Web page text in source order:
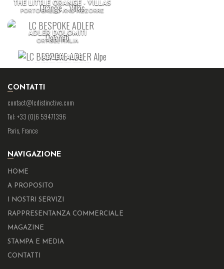
THE LITTLE ORANGE - VILLAS
PORTOGALLO AND AZZORRE
ADLER DOLOMITI
ORTISEI, ITALIA
ADLER ALPE
CONTATTI
contact@lcdistinctive.com
Tel: +33 (0)6 59471396
Paris, France
NAVIGAZIONE
HOME
A PROPOSITO
I NOSTRI SERVIZI
RAPPRESENTANZA COMMERCIALE
MAGAZINE
STAMPA E MEDIA
CONTATTI